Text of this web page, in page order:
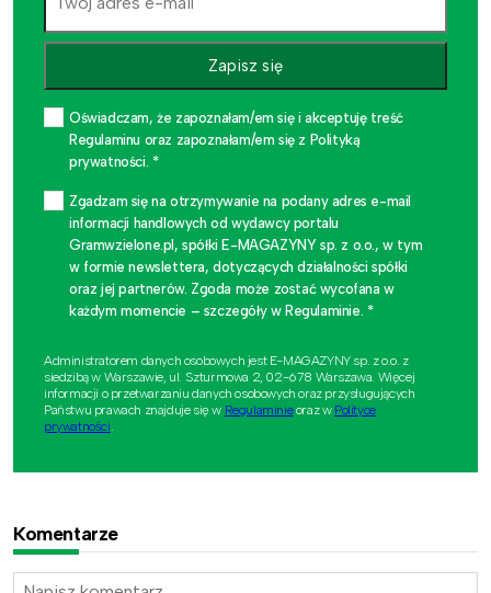
Zapisz się
Oświadczam, że zapoznałam/em się i akceptuję treść
Regulaminu oraz zapoznałam/em się z Polityką
prywatności. *
Zgadzam się na otrzymywanie na podany adres e-mail
informacji handlowych od wydawcy portalu
Gramwzielone.pl, spółki E-MAGAZYNY sp. z o.o., w tym
w formie newslettera, dotyczących działalności spółki
oraz jej partnerów. Zgoda może zostać wycofana w
każdym momencie – szczegóły w Regulaminie. *
Administratorem danych osobowych jest E-MAGAZYNY sp. z o.o. z
siedzibą w Warszawie, ul. Szturmowa 2, 02-678 Warszawa. Więcej
informacji o przetwarzaniu danych osobowych oraz przysługujących
Państwu prawach znajduje się w Regulaminieoraz w Polityce
prywatności.
Komentarze